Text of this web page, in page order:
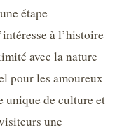
étape
à l’histoire
avec la nature
pour les amoureux
unique de culture et
une